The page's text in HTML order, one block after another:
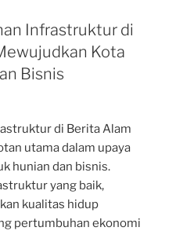
Infrastruktur di
Kota
Bisnis
di Berita Alam
utama dalam upaya
hunian dan bisnis.
yang baik,
kualitas hidup
pertumbuhan ekonomi